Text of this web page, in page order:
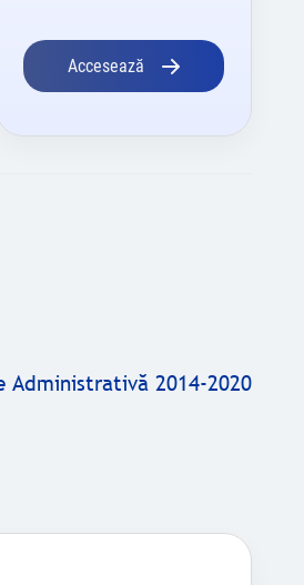
Accesează
Administrativă 2014-2020